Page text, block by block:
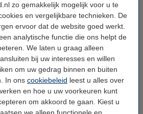
zo gemakkelijk mogelijk voor u te
en vergelijkbare technieken. De
ervoor dat de website goed werkt.
analytische functie die ons helpt de
We laten u graag alleen
bij uw interesses en willen
om uw gedrag binnen en buiten
In ons cookiebeleid leest u alles over
en hoe u uw voorkeuren kunt
om akkoord te gaan. Kiest u
2
Ø 5 cm
IP20
Binnen
400 uur
1